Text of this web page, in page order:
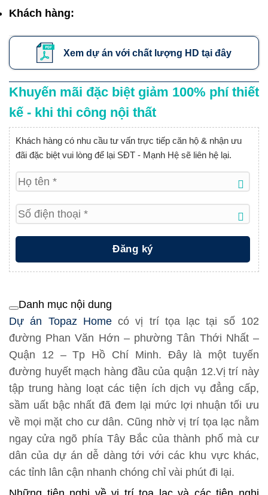
Khách hàng:
Xem dự án với chất lượng HD tại đây
Khuyến mãi đặc biệt giảm 100% phí thiết
kế - khi thi công nội thất
Khách hàng có nhu cầu tư vấn trực tiếp căn hộ & nhận ưu
đãi đặc biệt vui lòng để lại SĐT - Mạnh Hệ sẽ liên hệ lại.
Danh mục nội dung
Dự án Topaz Home có vị trí tọa lạc tại số 102
đường Phan Văn Hớn – phường Tân Thới Nhất –
Quận 12 – Tp Hồ Chí Minh. Đây là một tuyến
đường huyết mạch hàng đầu của quận 12.Vị trí này
tập trung hàng loạt các tiện ích dịch vụ đẳng cấp,
sầm uất bậc nhất đã đem lại mức lợi nhuận tối ưu
về mọi mặt cho cư dân. Cũng nhờ vị trí tọa lạc nằm
ngay cửa ngõ phía Tây Bắc của thành phố mà cư
dân của dự án dễ dàng tới với các khu vực khác,
các tỉnh lân cận nhanh chóng chỉ vài phút đi lại.